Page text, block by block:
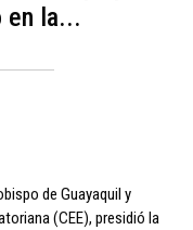
en la...
de Guayaquil y
(CEE), presidió la